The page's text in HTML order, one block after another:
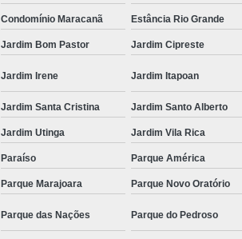
Condomínio Maracanã Estância Rio Grande
Jardim Bom Pastor Jardim Cipreste
Jardim Irene Jardim Itapoan
Jardim Santa Cristina Jardim Santo Alberto
Jardim Utinga Jardim Vila Rica
Paraíso Parque América
Parque Marajoara Parque Novo Oratório
Parque das Nações Parque do Pedroso